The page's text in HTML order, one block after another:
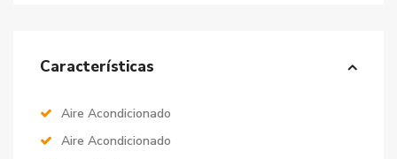
Características
Aire Acondicionado
Aire Acondicionado